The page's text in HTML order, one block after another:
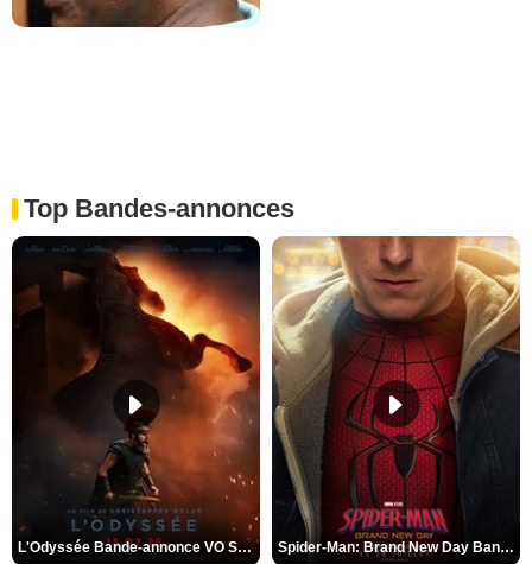
Top Bandes-annonces
L'Odyssée Bande-annonce VO STFR Spider-Man: Brand New Day Bande-annonce VO STFR